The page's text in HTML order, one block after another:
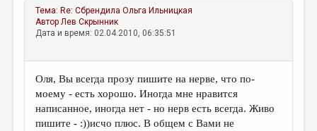
Тема: Re: Сбрендила Ольга Ильницкая
АвторЛев Скрынник
Дата и время: 02.04.2010, 06:35:51
Оля, Вы всегда прозу пишите на нерве, что по-
моему - есть хорошо. Иногда мне нравится
написанное, иногда нет - но нерв есть всегда. Живо
пишите - :))исчо плюс. В общем с Вами не